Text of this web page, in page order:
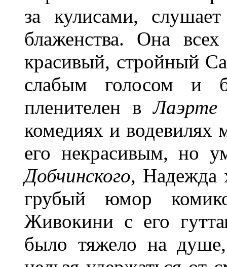
за кулисами,
блаженства. Она
красивый, стройный
слабым голосом и
пленителен вЛаэрте
комедиях и
его некрасивым, но
Добчинского, Надежда
грубый юмор
Живокини с его
было тяжело на